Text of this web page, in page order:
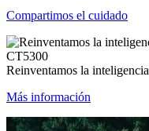
Compartimos el cuidado
CT5300
Reinventamos la inteligencia
Más información